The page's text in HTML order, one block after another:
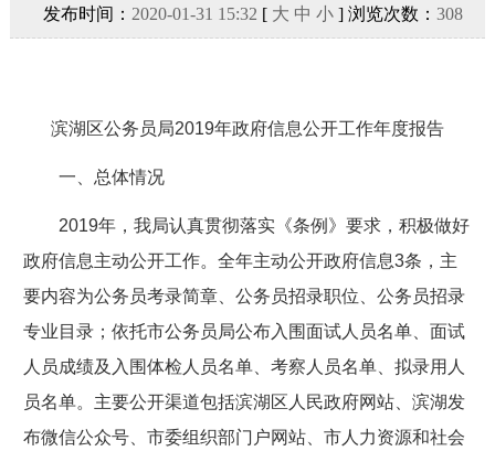
发布时间： 2020-01-31 15:32 [ 大 中 小] 浏览次数： 308
滨湖区公务员局2019年政府信息公开工作年度报告
一、总体情况
2019年，我局认真贯彻落实《条例》要求，积极做好
政府信息主动公开工作。全年主动公开政府信息3条，主
要内容为公务员考录简章、公务员招录职位、公务员招录
专业目录；依托市公务员局公布入围面试人员名单、面试
人员成绩及入围体检人员名单、考察人员名单、拟录用人
员名单。主要公开渠道包括滨湖区人民政府网站、滨湖发
布微信公众号、市委组织部门户网站、市人力资源和社会